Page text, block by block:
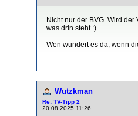
Nicht nur der BVG. Wird
was drin steht :)
Wen wundert es da, wenn
Wutzkman
Re: TV-Tipp 2
20.08.2025 11:26